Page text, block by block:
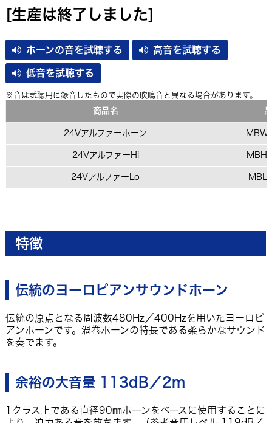
[生産は終了しました]
ホーンの音を試聴する 高音を試聴する
低音を試聴する
※音は試聴用に録音したもので実際の吹鳴音と異なる場合があります。
商品名
24Vアルファーホーン
24VアルファーHi
24VアルファーLo
特徴
伝統のヨーロピアンサウンドホーン
伝統の原点となる周波数480Hz／400Hzを用いたヨーロピ
アンホーンです。渦巻ホーンの特長である柔らかなサウンド
を奏でます。
余裕の大音量 113dB／2m
1クラス上である直径90㎜ホーンをベースに使用することに